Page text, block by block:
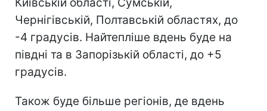
Київській області, Сумській,
Чернігівській, Полтавській областях, до
-4 градусів. Найтепліше вдень буде на
півдні та в Запорізькій області, до +5
градусів.
Також буде більше регіонів, де вдень